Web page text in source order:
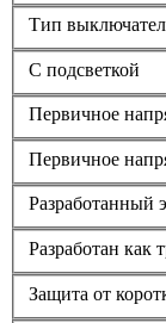
Тип
С подсветкой
Первичное
Первичное
Разработанный
Разработан как
Защита от